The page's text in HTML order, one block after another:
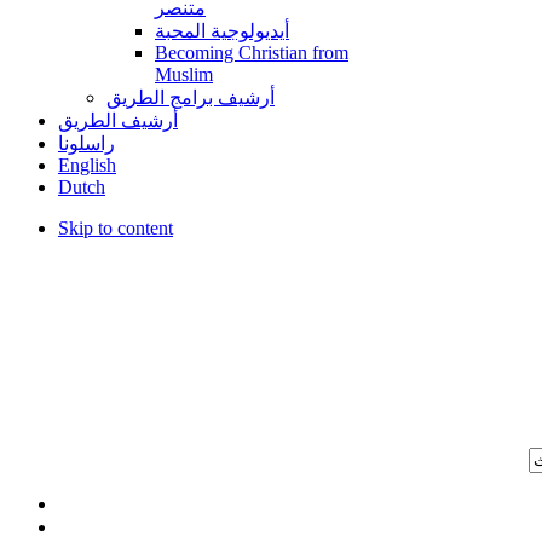
متنصر
أيديولوجية المحبة
Becoming Christian from
Muslim
أرشيف برامج الطريق
أرشيف الطريق
راسلونا
English
Dutch
Skip to content